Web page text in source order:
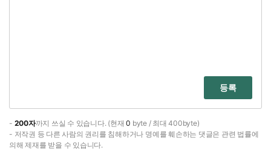
등록
- 200자까지 쓰실 수 있습니다. (현재0 byte / 최대 400byte)
- 저작권 등 다른 사람의 권리를 침해하거나 명예를 훼손하는 댓글은 관련 법률에
의해 제재를 받을 수 있습니다.